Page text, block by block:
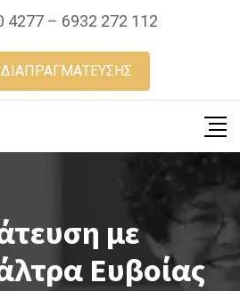
4277 – 6932 272 112
με
Ευβοίας